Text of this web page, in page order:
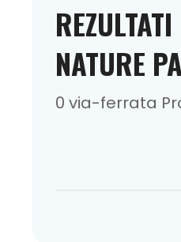
NATURE
0 via-ferrata